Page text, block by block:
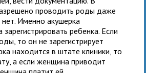
проводить роды даже
Именно акушерка
ребенка. Если
то он не зарегистрирует
находится в штате клиники, то
а если женщина приводит